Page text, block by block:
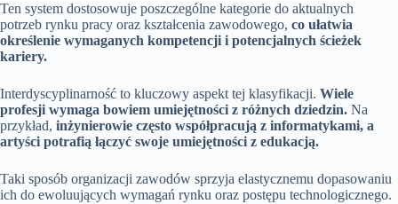
Ten system dostosowuje poszczególne kategorie do aktualnych
potrzeb rynku pracy oraz kształcenia zawodowego, co ułatwia
określenie wymaganych kompetencji i potencjalnych ścieżek
kariery.
Interdyscyplinarność to kluczowy aspekt tej klasyfikacji. Wiele
profesji wymaga bowiem umiejętności z różnych dziedzin. Na
przykład, inżynierowie często współpracują z informatykami, a
artyści potrafią łączyć swoje umiejętności z edukacją.
Taki sposób organizacji zawodów sprzyja elastycznemu dopasowaniu
ich do ewoluujących wymagań rynku oraz postępu technologicznego.